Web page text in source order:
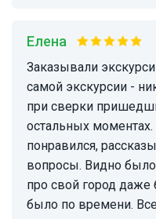
Елена
Заказывали экскурсию на Tripster за день до
самой экскурсии -
при сверки
остальных
понравился,
вопросы. Видно
про свой город
было по времени.